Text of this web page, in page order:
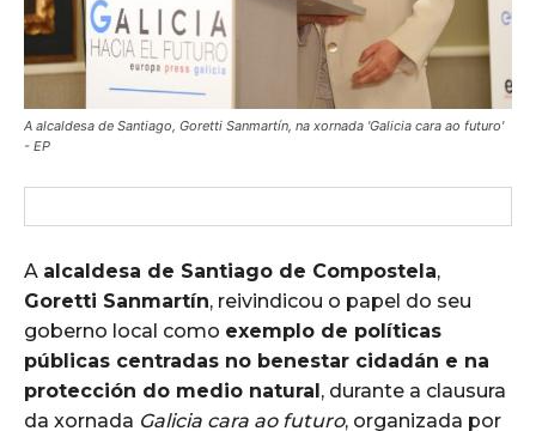
A alcaldesa de Santiago, Goretti Sanmartín, na xornada 'Galicia cara ao futuro'
- EP
A alcaldesa de Santiago de Compostela,
Goretti Sanmartín, reivindicou o papel do seu
goberno local como exemplo de políticas
públicas centradas no benestar cidadán e na
protección do medio natural, durante a clausura
da xornada Galicia cara ao futuro, organizada por